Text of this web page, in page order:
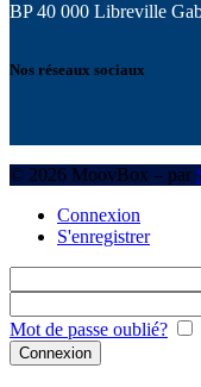
BP 40 000 Libreville
Nos réseaux sociaux
© 2026 MoovBox – par
Connexion
S'enregistrer
Mot de passe oublié?